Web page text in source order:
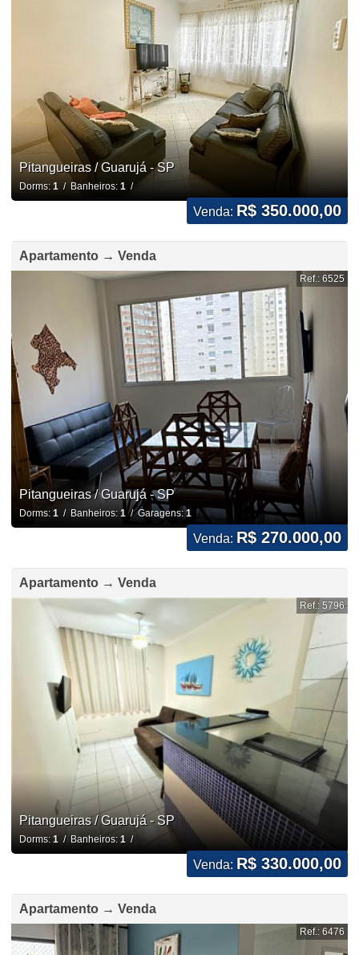
Pitangueiras / Guarujá - SP
Dorms: 1/ Banheiros: 1/
Venda: R$ 350.000,00
Apartamento → Venda
Ref.: 6525
Pitangueiras / Guarujá - SP
Dorms: 1 / Banheiros: 1 / Garagens: 1
Venda: R$ 270.000,00
Apartamento → Venda
Ref.: 5796
Pitangueiras / Guarujá - SP
Dorms: 1/ Banheiros: 1/
Venda: R$ 330.000,00
Apartamento → Venda
Ref.: 6476